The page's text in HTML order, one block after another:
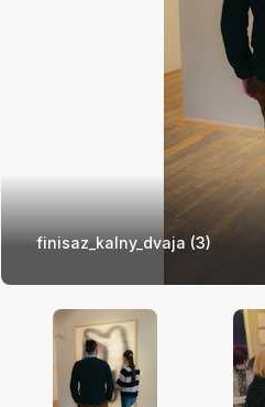
finisaz_kalny_dvaja (3)